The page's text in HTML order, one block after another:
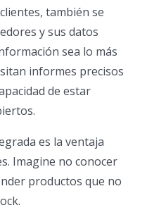
también se
y sus datos
sea lo más
informes precisos
de estar
es la ventaja
Imagine no conocer
productos que no